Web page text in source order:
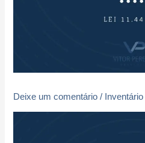
Deixe um comentário / Inventário